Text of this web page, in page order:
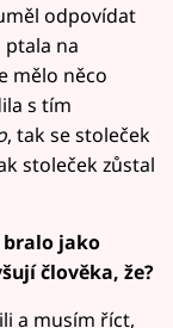
odpovídat
ptala na
mělo něco
s tím
, tak se stoleček
stoleček zůstal
bralo jako
člověka, že?
a musím říct,